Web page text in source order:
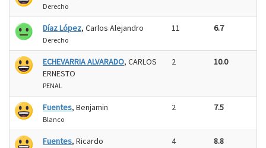
Derecho
Díaz López, Carlos Alejandro
Derecho
11 6.7
ECHEVARRIA ALVARADO, CARLOS
ERNESTO
PENAL
2 10.0
Fuentes, Benjamin
Blanco
2 7.5
Fuentes, Ricardo 4 8.8